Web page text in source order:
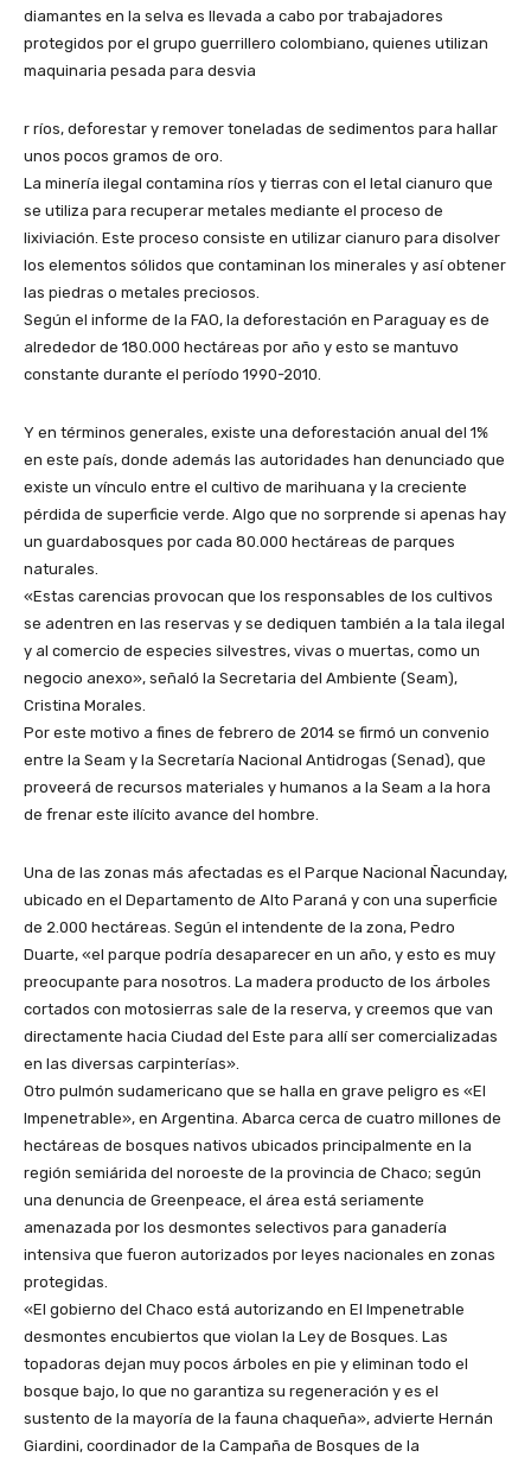
diamantes en la selva es llevada a cabo por trabajadores
protegidos por el grupo guerrillero colombiano, quienes utilizan
maquinaria pesada para desvia
r ríos, deforestar y remover toneladas de sedimentos para hallar
unos pocos gramos de oro.
La minería ilegal contamina ríos y tierras con el letal cianuro que
se utiliza para recuperar metales mediante el proceso de
lixiviación. Este proceso consiste en utilizar cianuro para disolver
los elementos sólidos que contaminan los minerales y así obtener
las piedras o metales preciosos.
Según el informe de la FAO, la deforestación en Paraguay es de
alrededor de 180.000 hectáreas por año y esto se mantuvo
constante durante el período 1990-2010.
Y en términos generales, existe una deforestación anual del 1%
en este país, donde además las autoridades han denunciado que
existe un vínculo entre el cultivo de marihuana y la creciente
pérdida de superficie verde. Algo que no sorprende si apenas hay
un guardabosques por cada 80.000 hectáreas de parques
naturales.
«Estas carencias provocan que los responsables de los cultivos
se adentren en las reservas y se dediquen también a la tala ilegal
y al comercio de especies silvestres, vivas o muertas, como un
negocio anexo», señaló la Secretaria del Ambiente (Seam),
Cristina Morales.
Por este motivo a fines de febrero de 2014 se firmó un convenio
entre la Seam y la Secretaría Nacional Antidrogas (Senad), que
proveerá de recursos materiales y humanos a la Seam a la hora
de frenar este ilícito avance del hombre.
Una de las zonas más afectadas es el Parque Nacional Ñacunday,
ubicado en el Departamento de Alto Paraná y con una superficie
de 2.000 hectáreas. Según el intendente de la zona, Pedro
Duarte, «el parque podría desaparecer en un año, y esto es muy
preocupante para nosotros. La madera producto de los árboles
cortados con motosierras sale de la reserva, y creemos que van
directamente hacia Ciudad del Este para allí ser comercializadas
en las diversas carpinterías».
Otro pulmón sudamericano que se halla en grave peligro es «El
Impenetrable», en Argentina. Abarca cerca de cuatro millones de
hectáreas de bosques nativos ubicados principalmente en la
región semiárida del noroeste de la provincia de Chaco; según
una denuncia de Greenpeace, el área está seriamente
amenazada por los desmontes selectivos para ganadería
intensiva que fueron autorizados por leyes nacionales en zonas
protegidas.
«El gobierno del Chaco está autorizando en El Impenetrable
desmontes encubiertos que violan la Ley de Bosques. Las
topadoras dejan muy pocos árboles en pie y eliminan todo el
bosque bajo, lo que no garantiza su regeneración y es el
sustento de la mayoría de la fauna chaqueña», advierte Hernán
Giardini, coordinador de la Campaña de Bosques de la